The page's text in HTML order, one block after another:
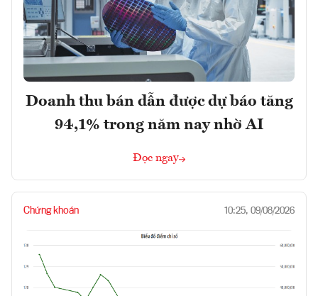
Doanh thu bán dẫn được dự báo tăng
94,1% trong năm nay nhờ AI
Đọc ngay
Chứng khoán 10:25, 09/08/2026